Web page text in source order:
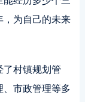
，为自己的未来
了村镇规划管
、市政管理等多